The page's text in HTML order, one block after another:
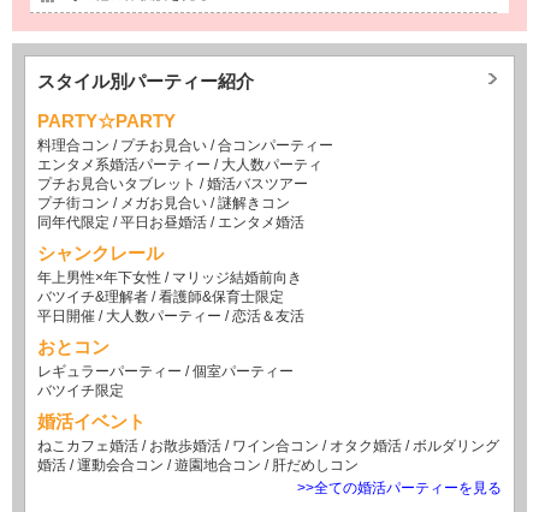
スタイル別パーティー紹介
PARTY☆PARTY
料理合コン / プチお見合い /合コンパーティー
エンタメ系婚活パーティー / 大人数パーティ
プチお見合いタブレット /婚活バスツアー
プチ街コン / メガお見合い /謎解きコン
同年代限定 /平日お昼婚活 / エンタメ婚活
シャンクレール
年上男性×年下女性 / マリッジ結婚前向き
バツイチ&理解者 /看護師&保育士限定
平日開催 / 大人数パーティー /恋活＆友活
おとコン
レギュラーパーティー /個室パーティー
バツイチ限定
婚活イベント
ねこカフェ婚活 / お散歩婚活 / ワイン合コン / オタク婚活 / ボルダリング
婚活 /運動会合コン /遊園地合コン / 肝だめしコン
>>全ての婚活パーティーを見る